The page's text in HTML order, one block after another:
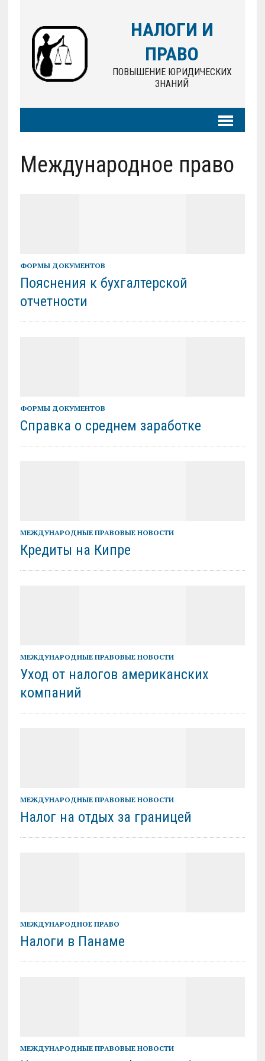
НАЛОГИ И
ПРАВО
ПОВЫШЕНИЕ ЮРИДИЧЕСКИХ
ЗНАНИЙ
Международное право
ФОРМЫ ДОКУМЕНТОВ
Пояснения к бухгалтерской
отчетности
ФОРМЫ ДОКУМЕНТОВ
Справка о среднем заработке
МЕЖДУНАРОДНЫЕ ПРАВОВЫЕ НОВОСТИ
Кредиты на Кипре
МЕЖДУНАРОДНЫЕ ПРАВОВЫЕ НОВОСТИ
Уход от налогов американских
компаний
МЕЖДУНАРОДНЫЕ ПРАВОВЫЕ НОВОСТИ
Налог на отдых за границей
МЕЖДУНАРОДНОЕ ПРАВО
Налоги в Панаме
МЕЖДУНАРОДНЫЕ ПРАВОВЫЕ НОВОСТИ